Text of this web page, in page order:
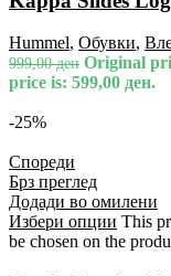
Hummel, Обувки,
999,00ден Original
price is: 599,00 ден.
-25%
Спореди
Брз преглед
Додади во омилени
Избери опции This
be chosen on the